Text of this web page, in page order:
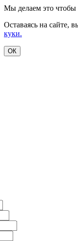
Мы делаем это чтобы
Оставаясь на сайте,
куки.
ОК